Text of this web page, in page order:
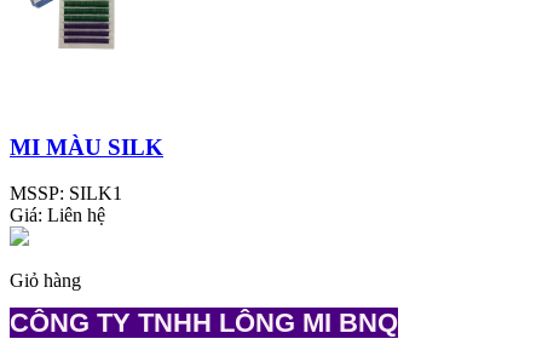
MI MÀU SILK
MSSP: SILK1
Giá: Liên hệ
Giỏ hàng
CÔNG TY TNHH LÔNG MI BNQ